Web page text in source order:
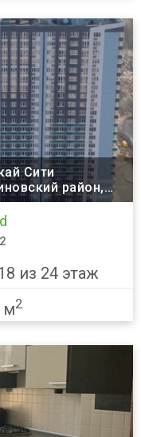
Сити
район,
2
из 24 этаж
м2